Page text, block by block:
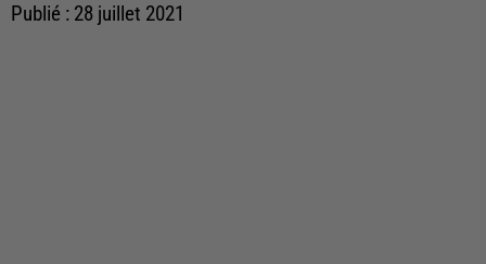
Publié : 28 juillet 2021